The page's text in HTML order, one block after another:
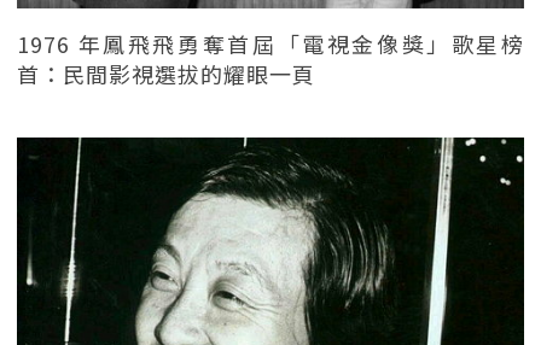
1976 年鳳飛飛勇奪首屆「電視金像獎」歌星榜
首：民間影視選拔的耀眼一頁